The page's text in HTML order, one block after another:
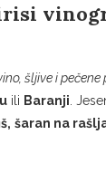
šljive i pečene
ili Baranji.
šaran na